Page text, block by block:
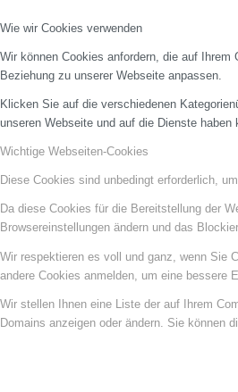
Wie wir Cookies verwenden
Wir können Cookies anfordern, die auf
Beziehung zu unserer Webseite anpassen.
Klicken Sie auf die verschiedenen
unseren Webseite und auf die Dienste haben
Wichtige Webseiten-Cookies
Diese Cookies sind unbedingt erforderlich,
Da diese Cookies für die Bereitstellung der
Browsereinstellungen ändern und das
Wir respektieren es voll und ganz, wenn Sie
andere Cookies anmelden, um eine bessere
Wir stellen Ihnen eine Liste der auf Ihrem
Domains anzeigen oder ändern. Sie können